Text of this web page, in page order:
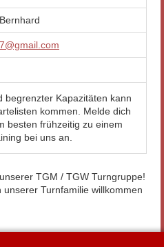
begrenzter Kapazitäten kann
kommen. Melde dich
besten frühzeitig zu einem
bei uns an.
TGM / TGW Turngruppe!
Turnfamilie willkommen